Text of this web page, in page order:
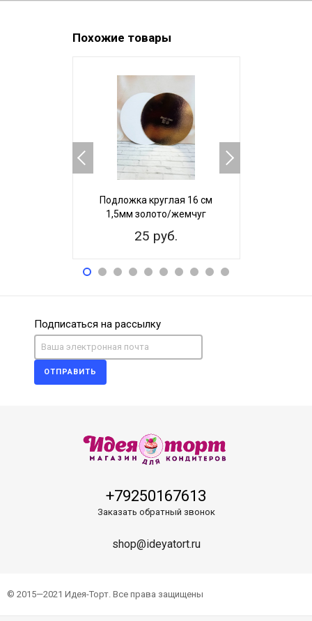
Похожие товары
Подложка круглая 16 см
1,5мм золото/жемчуг
25 руб.
Подписаться на рассылку
ОТПРАВИТЬ
+79250167613
Заказать обратный звонок
shop@ideyatort.ru
© 2015—2021 Идея-Торт. Все права защищены